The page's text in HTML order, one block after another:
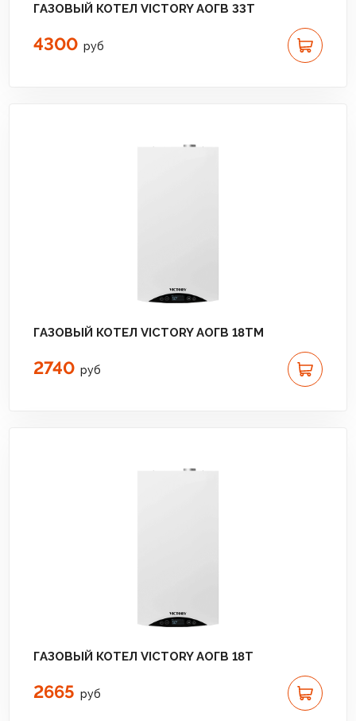
ГАЗОВЫЙ КОТЕЛ VICTORY АОГВ 33T
4300 руб
ГАЗОВЫЙ КОТЕЛ VICTORY АОГВ 18TМ
2740 руб
ГАЗОВЫЙ КОТЕЛ VICTORY АОГВ 18T
2665 руб